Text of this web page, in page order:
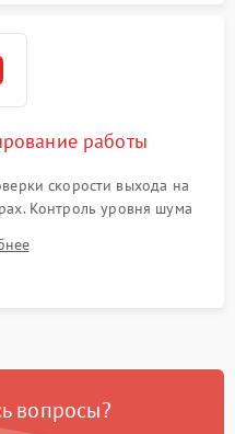
работы
скорости выхода на
Контроль уровня шума
стенок и корректного
оттайки.
вопросы?